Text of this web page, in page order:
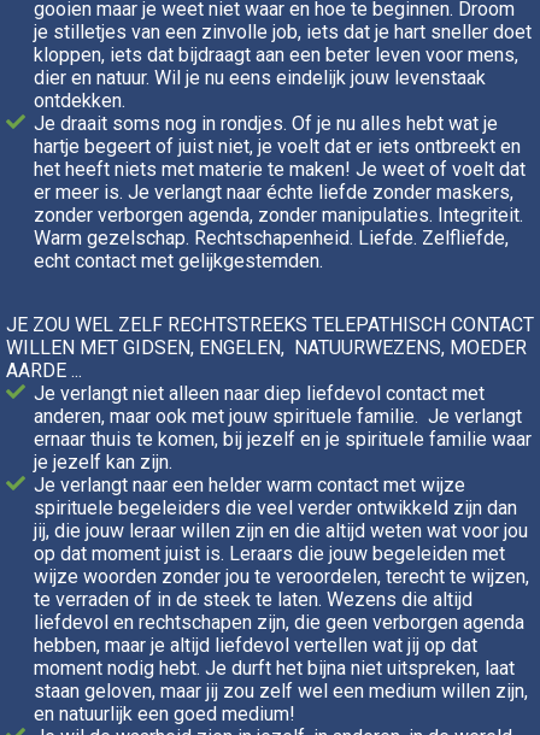
gooien maar je weet niet waar en hoe te beginnen. Droom
je stilletjes van een zinvolle job, iets dat je hart sneller doet
kloppen, iets dat bijdraagt aan een beter leven voor mens,
dier en natuur. Wil je nu eens eindelijk jouw levenstaak
ontdekken.
Je draait soms nog in rondjes. Of je nu alles hebt wat je
hartje begeert of juist niet, je voelt dat er iets ontbreekt en
het heeft niets met materie te maken! Je weet of voelt dat
er meer is. Je verlangt naar échte liefde zonder maskers,
zonder verborgen agenda, zonder manipulaties. Integriteit.
Warm gezelschap. Rechtschapenheid. Liefde. Zelfliefde,
echt contact met gelijkgestemden.
JE ZOU WEL ZELF RECHTSTREEKS TELEPATHISCH CONTACT
WILLEN MET GIDSEN, ENGELEN, NATUURWEZENS, MOEDER
AARDE ...
Je verlangt niet alleen naar diep liefdevol contact met
anderen, maar ook met jouw spirituele familie. Je verlangt
ernaar thuis te komen, bij jezelf en je spirituele familie waar
je jezelf kan zijn.
Je verlangt naar een helder warm contact met wijze
spirituele begeleiders die veel verder ontwikkeld zijn dan
jij, die jouw leraar willen zijn en die altijd weten wat voor jou
op dat moment juist is. Leraars die jouw begeleiden met
wijze woorden zonder jou te veroordelen, terecht te wijzen,
te verraden of in de steek te laten. Wezens die altijd
liefdevol en rechtschapen zijn, die geen verborgen agenda
hebben, maar je altijd liefdevol vertellen wat jij op dat
moment nodig hebt. Je durft het bijna niet uitspreken, laat
staan geloven, maar jij zou zelf wel een medium willen zijn,
en natuurlijk een goed medium!